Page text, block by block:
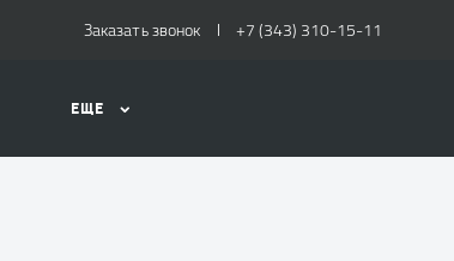
Заказать звонок +7 (343) 310-15-11
ЕЩЕ